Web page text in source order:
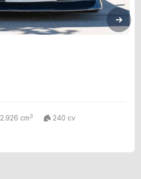
2.926 cm3 240 cv